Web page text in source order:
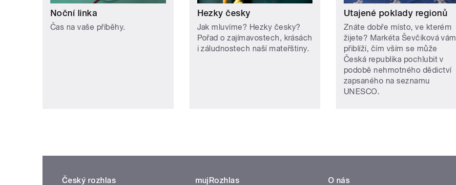
Noční linka
Čas na vaše příběhy.
Hezky česky
Jak mluvíme? Hezky česky?
Pořad o zajímavostech, krásách
i záludnostech naší mateřštiny.
Utajené poklady regionů
Znáte dobře místo, ve kterém
žijete? Markéta Ševčíková vám
přiblíží, čím vším se může
Česká republika pochlubit v
podobě nehmotného dědictví
zapsaného na seznamu
UNESCO.
Český rozhlas mujRozhlas O nás